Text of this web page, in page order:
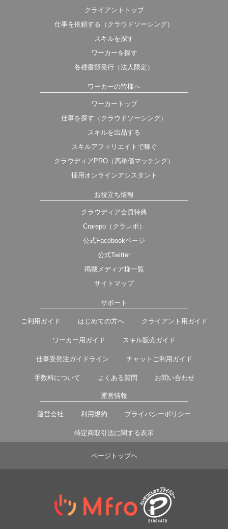
クライアントトップ
仕事を依頼する（クラウドソーシング）
スキルを探す
ワーカーを探す
各種書類発行（法人限定）
ワーカーの皆様へ
ワーカートップ
仕事を探す（クラウドソーシング）
スキルを出品する
スキルアフィリエイトで稼ぐ
クラウディアPRO（高単価マッチング）
採用オンラインアシスタント
お役立ち情報
クラウディア会員特典
Crarepo（クラレポ）
公式Facebookページ
公式Twitter
掲載メディア様一覧
サイトマップ
サポート
ご利用ガイド はじめての方へ クライアント用ガイド
ワーカー用ガイド スキル販売ガイド
仕事受発注ガイドライン チャットご利用ガイド
手数料について よくある質問 お問い合わせ
運営情報
運営会社 利用規約 プライバシーポリシー
特定商取引法に関する表示
ページトップヘ